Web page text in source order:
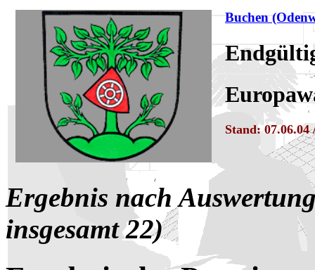
Buchen
Stand: 07.06.04
Ergebnis nach
insgesamt 22)